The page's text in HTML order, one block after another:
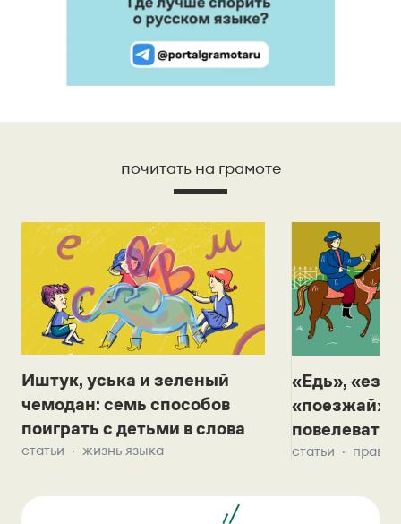
почитать на грамоте
Иштук, уська и зеленый
чемодан: семь способов
поиграть с детьми в слова
статьи жизнь языка
«Едь»,
«поезжай»?
повелевать
статьи